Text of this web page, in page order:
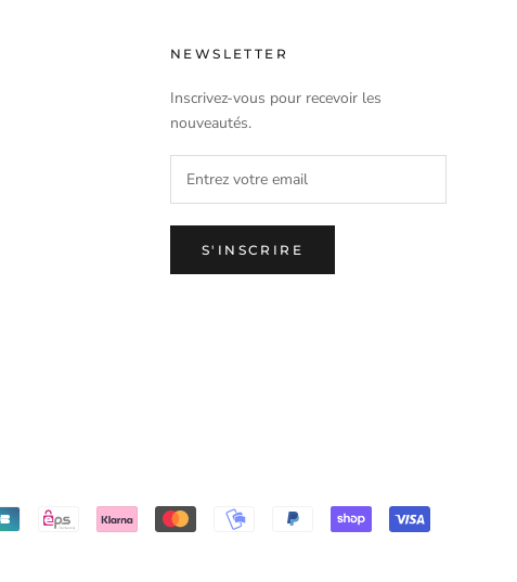
NEWSLETTER
Inscrivez-vous pour recevoir les
nouveautés.
S'INSCRIRE